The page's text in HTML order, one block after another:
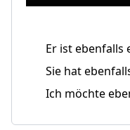
Er ist ebenfalls
Sie hat
Ich möchte